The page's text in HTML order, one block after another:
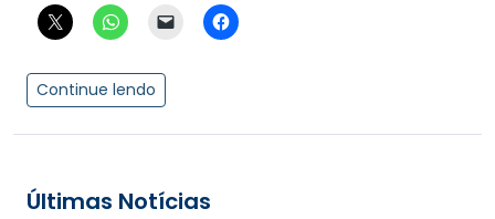
Continue lendo
Últimas Notícias